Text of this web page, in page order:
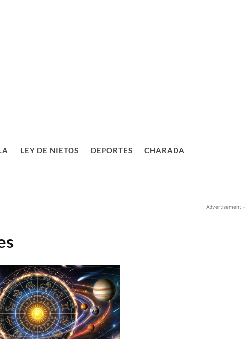
LEY DE NIETOS DEPORTES CHARADA
- Advertisement -